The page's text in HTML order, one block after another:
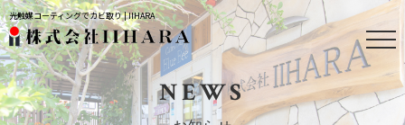
光触媒コーティングでカビ取り | IIHARA
NEWS